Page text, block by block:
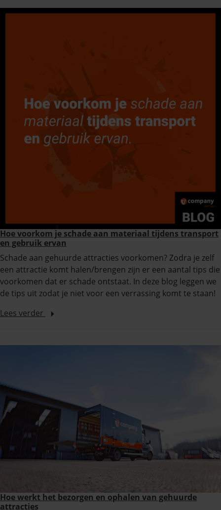
Hoe voorkom je schade aan materiaal tijdens transport
en gebruik ervan
Schade aan gehuurde attracties voorkomen? Zodra je zelf
een attractie komt halen/brengen zijn er een aantal tips die
voorkomen dat er schade ontstaat. In deze blog leggen we
de tips uit zodat je niet voor een verrassing komt te staan!
Lees verder
Hoe werkt het bezorgen en ophalen van gehuurde
attracties